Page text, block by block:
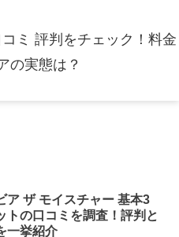
ミ 評判をチェック！料金
の実態は？
ア ザ モイスチャー 基本3
トの口コミを調査！評判と
一挙紹介